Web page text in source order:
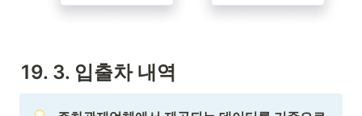
19. 3. 입출차 내역